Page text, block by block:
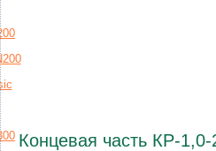
Концевая часть КР-